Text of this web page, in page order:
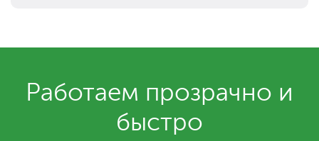
Работаем прозрачно и
быстро